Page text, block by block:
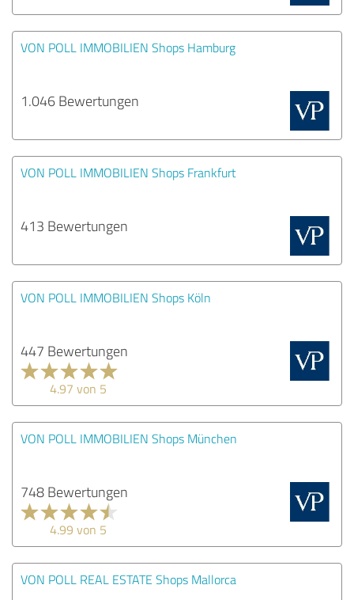
VON POLL IMMOBILIEN Shops Hamburg
1.046 Bewertungen
VON POLL IMMOBILIEN Shops Frankfurt
413 Bewertungen
VON POLL IMMOBILIEN Shops Köln
447 Bewertungen
4.97 von 5
VON POLL IMMOBILIEN Shops München
748 Bewertungen
4.99 von 5
VON POLL REAL ESTATE Shops Mallorca